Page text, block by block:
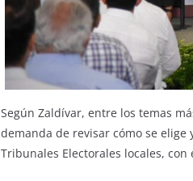
Según Zaldívar, entre los temas
demanda de revisar cómo se
Tribunales Electorales locales,